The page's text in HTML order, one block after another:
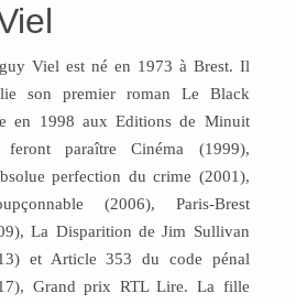
Viel est né en 1973 à Brest. Il
son premier roman Le Black
en 1998 aux Editions de Minuit
paraître Cinéma (1999),
perfection du crime (2001),
(2006), Paris-Brest
La Disparition de Jim Sullivan
et Article 353 du code pénal
Grand prix RTL Lire. La fille